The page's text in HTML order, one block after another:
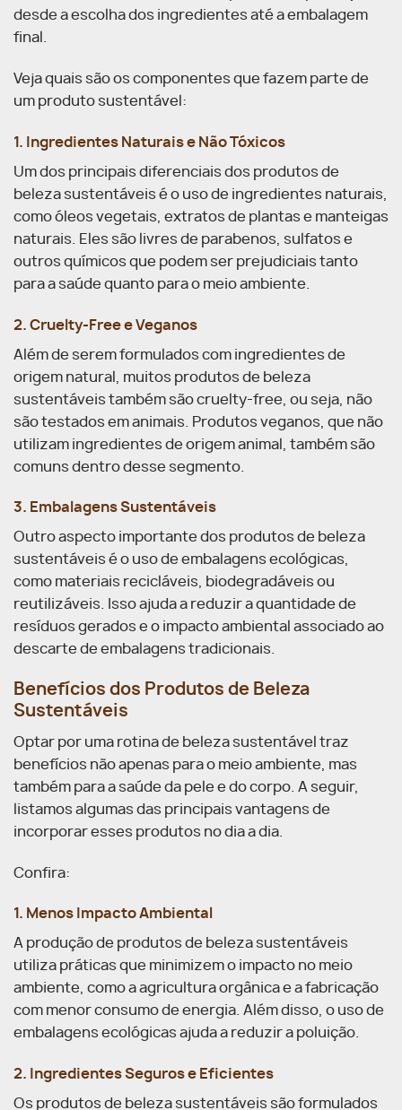
desde a escolha dos ingredientes até a embalagem
final.
Veja quais são os componentes que fazem parte de
um produto sustentável:
1. Ingredientes Naturais e Não Tóxicos
Um dos principais diferenciais dos produtos de
beleza sustentáveis é o uso de ingredientes naturais,
como óleos vegetais, extratos de plantas e manteigas
naturais. Eles são livres de parabenos, sulfatos e
outros químicos que podem ser prejudiciais tanto
para a saúde quanto para o meio ambiente.
2. Cruelty-Free e Veganos
Além de serem formulados com ingredientes de
origem natural, muitos produtos de beleza
sustentáveis também são cruelty-free, ou seja, não
são testados em animais. Produtos veganos, que não
utilizam ingredientes de origem animal, também são
comuns dentro desse segmento.
3. Embalagens Sustentáveis
Outro aspecto importante dos produtos de beleza
sustentáveis é o uso de embalagens ecológicas,
como materiais recicláveis, biodegradáveis ou
reutilizáveis. Isso ajuda a reduzir a quantidade de
resíduos gerados e o impacto ambiental associado ao
descarte de embalagens tradicionais.
Benefícios dos Produtos de Beleza
Sustentáveis
Optar por uma rotina de beleza sustentável traz
benefícios não apenas para o meio ambiente, mas
também para a saúde da pele e do corpo. A seguir,
listamos algumas das principais vantagens de
incorporar esses produtos no dia a dia.
Confira:
1. Menos Impacto Ambiental
A produção de produtos de beleza sustentáveis
utiliza práticas que minimizem o impacto no meio
ambiente, como a agricultura orgânica e a fabricação
com menor consumo de energia. Além disso, o uso de
embalagens ecológicas ajuda a reduzir a poluição.
2. Ingredientes Seguros e Eficientes
Os produtos de beleza sustentáveis são formulados